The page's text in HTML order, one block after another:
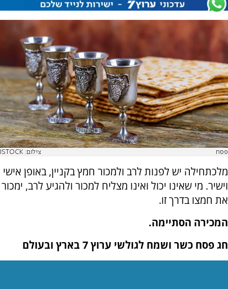
פסח צילום: ISTOCK
מלכתחילה יש לפנות לרב ולמכור חמץ בקניין, באופן אישי
וישיר. מי שאינו יכול ואינו מצליח למכור ולהגיע לרב, ימכור
את חמצו בדרך זו.
המכירה הסתיימה.
חג פסח כשר ושמח לגולשי ערוץ 7 בארץ ובעולם